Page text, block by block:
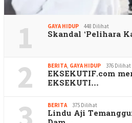
1 GAYA HIDUP 448 Dilihat
Skandal ‘Pelihara
2 BERITA, GAYA HIDUP 376 Dilihat
EKSEKUTIF.com
EKSEKUTI…
BERITA 375 Dilihat
Lindu Aji